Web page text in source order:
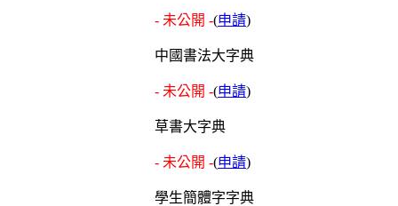
- 未公開 -(申請)
中國書法大字典
- 未公開 -(申請)
草書大字典
- 未公開 -(申請)
學生簡體字字典